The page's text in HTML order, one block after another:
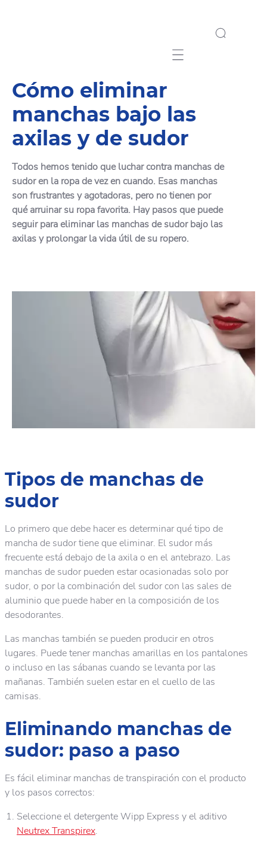
Mobile navigation
Cómo eliminar
manchas bajo las
axilas y de sudor
Todos hemos tenido que luchar contra manchas de
sudor en la ropa de vez en cuando. Esas manchas
son frustrantes y agotadoras, pero no tienen por
qué arruinar su ropa favorita. Hay pasos que puede
seguir para eliminar las manchas de sudor bajo las
axilas y prolongar la vida útil de su ropero.
Tipos de manchas de
sudor
Lo primero que debe hacer es determinar qué tipo de
mancha de sudor tiene que eliminar. El sudor más
frecuente está debajo de la axila o en el antebrazo. Las
manchas de sudor pueden estar ocasionadas solo por
sudor, o por la combinación del sudor con las sales de
aluminio que puede haber en la composición de los
desodorantes.
Las manchas también se pueden producir en otros
lugares. Puede tener manchas amarillas en los pantalones
o incluso en las sábanas cuando se levanta por las
mañanas. También suelen estar en el cuello de las
camisas.
Eliminando manchas de
sudor: paso a paso
Es fácil eliminar manchas de transpiración con el producto
y los pasos correctos:
Seleccione el detergente Wipp Express y el aditivo
Neutrex Transpirex.